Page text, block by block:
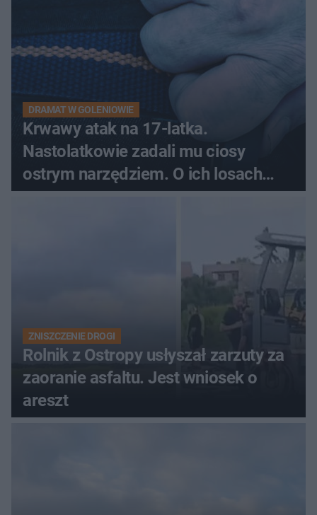
DRAMAT W GOLENIOWIE
Krwawy atak na 17-latka.
Nastolatkowie zadali mu ciosy
ostrym narzędziem. O ich losach
zdecyduje sąd rodzinny
ZNISZCZENIE DROGI
Rolnik z Ostropy usłyszał zarzuty za
zaoranie asfaltu. Jest wniosek o
areszt